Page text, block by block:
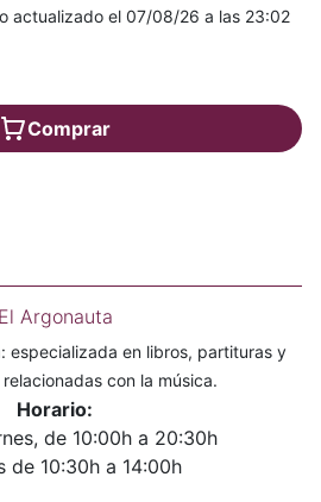
actualizado el 07/08/26 a las 23:02
Comprar
El Argonauta
especializada en libros, partituras y
con la música.
Horario:
de 10:00h a 20:30h
de 10:30h a 14:00h